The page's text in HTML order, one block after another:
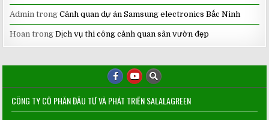
Admin trongCảnh quan dự án Samsung electronics Bắc Ninh
Hoan trongDịch vụ thi công cảnh quan sân vườn đẹp
CÔNG TY CỔ PHẦN ĐẦU TƯ VÀ PHÁT TRIỂN SALALAGREEN